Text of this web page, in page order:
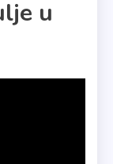
u